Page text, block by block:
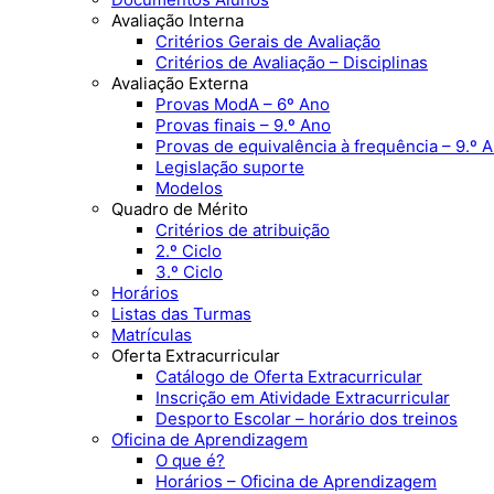
Avaliação Interna
Critérios Gerais de Avaliação
Critérios de Avaliação – Disciplinas
Avaliação Externa
Provas ModA – 6º Ano
Provas finais – 9.º Ano
Provas de equivalência à frequência – 9.º
Legislação suporte
Modelos
Quadro de Mérito
Critérios de atribuição
2.º Ciclo
3.º Ciclo
Horários
Listas das Turmas
Matrículas
Oferta Extracurricular
Catálogo de Oferta Extracurricular
Inscrição em Atividade Extracurricular
Desporto Escolar – horário dos treinos
Oficina de Aprendizagem
O que é?
Horários – Oficina de Aprendizagem